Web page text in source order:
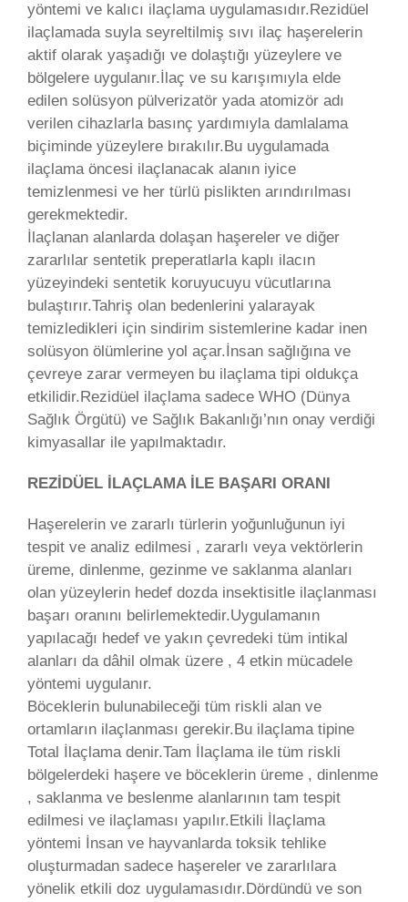
yöntemi ve kalıcı ilaçlama uygulamasıdır.Rezidüel
ilaçlamada suyla seyreltilmiş sıvı ilaç haşerelerin
aktif olarak yaşadığı ve dolaştığı yüzeylere ve
bölgelere uygulanır.İlaç ve su karışımıyla elde
edilen solüsyon pülverizatör yada atomizör adı
verilen cihazlarla basınç yardımıyla damlalama
biçiminde yüzeylere bırakılır.Bu uygulamada
ilaçlama öncesi ilaçlanacak alanın iyice
temizlenmesi ve her türlü pislikten arındırılması
gerekmektedir.
İlaçlanan alanlarda dolaşan haşereler ve diğer
zararlılar sentetik preperatlarla kaplı ilacın
yüzeyindeki sentetik koruyucuyu vücutlarına
bulaştırır.Tahriş olan bedenlerini yalarayak
temizledikleri için sindirim sistemlerine kadar inen
solüsyon ölümlerine yol açar.İnsan sağlığına ve
çevreye zarar vermeyen bu ilaçlama tipi oldukça
etkilidir.Rezidüel ilaçlama sadece WHO (Dünya
Sağlık Örgütü) ve Sağlık Bakanlığı’nın onay verdiği
kimyasallar ile yapılmaktadır.
REZİDÜEL İLAÇLAMA İLE BAŞARI ORANI
Haşerelerin ve zararlı türlerin yoğunluğunun iyi
tespit ve analiz edilmesi , zararlı veya vektörlerin
üreme, dinlenme, gezinme ve saklanma alanları
olan yüzeylerin hedef dozda insektisitle ilaçlanması
başarı oranını belirlemektedir.Uygulamanın
yapılacağı hedef ve yakın çevredeki tüm intikal
alanları da dâhil olmak üzere , 4 etkin mücadele
yöntemi uygulanır.
Böceklerin bulunabileceği tüm riskli alan ve
ortamların ilaçlanması gerekir.Bu ilaçlama tipine
Total İlaçlama denir.Tam İlaçlama ile tüm riskli
bölgelerdeki haşere ve böceklerin üreme , dinlenme
, saklanma ve beslenme alanlarının tam tespit
edilmesi ve ilaçlaması yapılır.Etkili İlaçlama
yöntemi İnsan ve hayvanlarda toksik tehlike
oluşturmadan sadece haşereler ve zararlılara
yönelik etkili doz uygulamasıdır.Dördündü ve son